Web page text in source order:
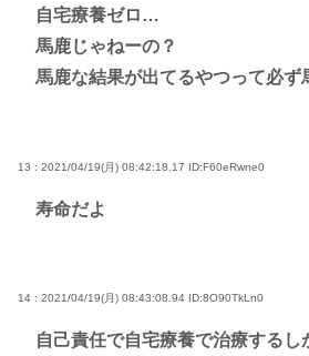
自宅療養ゼロ…
馬鹿じゃねーの？
馬鹿な結果が出てるやつって必ず
13 : 2021/04/19(月) 08:42:18.17 ID:F60eRwne0
寿命だよ
14 : 2021/04/19(月) 08:43:08.94 ID:8O90TkLn0
自己責任で自宅療養で治療するし